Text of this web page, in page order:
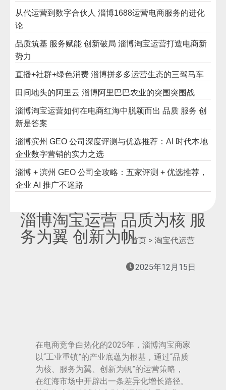
从代运营到数字合伙人 淄博1688运营电商服务的进化
论
品质筑基 服务赋能 创新破局 淄博淘宝运营打造电商新
势力
直播+社群+绿色消费 淄博拼多多运营生态的三驾马车
田间地头的阿里云 淄博阿里巴巴农业的突围突围战
淄博淘宝运营如何在电商红海中脱颖而出 品质 服务 创
新是答案
淄博滨州 GEO 公司深度评测与优选推荐：AI 时代本地
企业数字营销的实力之选
淄博 + 滨州 GEO 公司全攻略：五家评测 + 优选推荐，
企业 AI 推广不迷路
淄博淘宝运营 品质为核 服
务为翼 创新为帆首页 > 淘宝代运营
2025年12月15日
在电商竞争白热化的2025年，淄博淘宝商家
以“工业重镇”的产业底蕴为根基，通过“品质
为核、服务为翼、创新为帆”的运营策略，
在红海市场中开辟出一条差异化增长路径。